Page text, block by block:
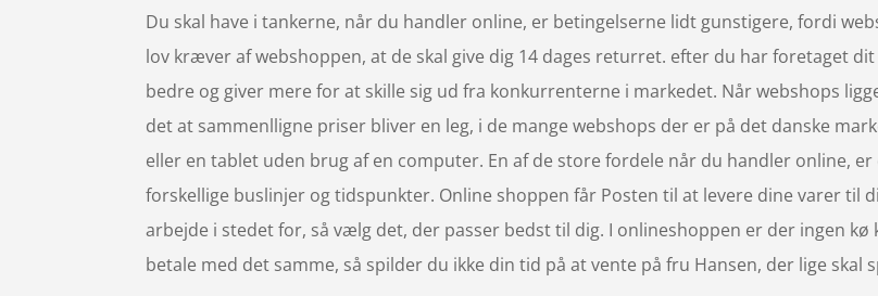
Du skal have i tankerne, når du handler online, er betingelserne lidt gunstigere, fordi
lov kræver af webshoppen, at de skal give dig 14 dages returret. efter du har foretaget
bedre og giver mere for at skille sig ud fra konkurrenterne i markedet. Når webshops
det at sammenlligne priser bliver en leg, i de mange webshops der er på det danske
eller en tablet uden brug af en computer. En af de store fordele når du handler online,
forskellige buslinjer og tidspunkter. Online shoppen får Posten til at levere dine varer til
arbejde i stedet for, så vælg det, der passer bedst til dig. I onlineshoppen er der ingen
betale med det samme, så spilder du ikke din tid på at vente på fru Hansen, der lige skal